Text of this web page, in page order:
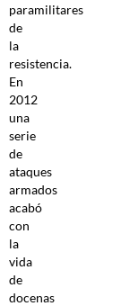
paramilitares
de
la
resistencia.
En
2012
una
serie
de
ataques
armados
acabó
con
la
vida
de
docenas